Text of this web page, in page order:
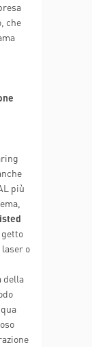
che
più
o
della